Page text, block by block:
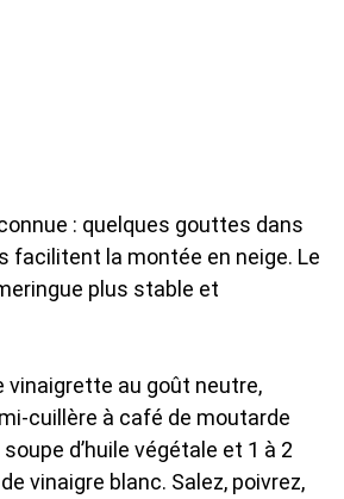
: quelques gouttes dans
facilitent la montée en neige. Le
plus stable et
vinaigrette au goût neutre,
cuillère à café de moutarde
d’huile végétale et 1 à 2
vinaigre blanc. Salez, poivrez,